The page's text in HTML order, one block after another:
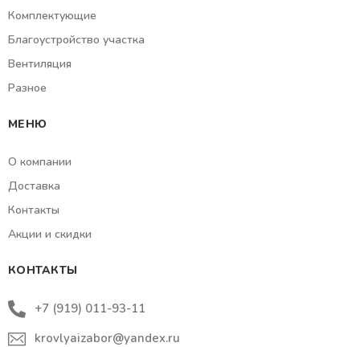
Комплектующие
Благоустройство участка
Вентиляция
Разное
МЕНЮ
О компании
Доставка
Контакты
Акции и скидки
КОНТАКТЫ
+7 (919) 011-93-11
krovlyaizabor@yandex.ru